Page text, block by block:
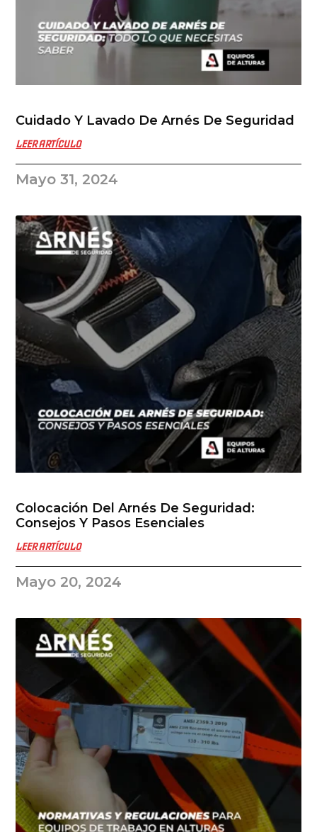
Cuidado Y Lavado De Arnés De Seguridad
LEER ARTÍCULO
Mayo 31, 2024
Colocación Del Arnés De Seguridad:
Consejos Y Pasos Esenciales
LEER ARTÍCULO
Mayo 20, 2024